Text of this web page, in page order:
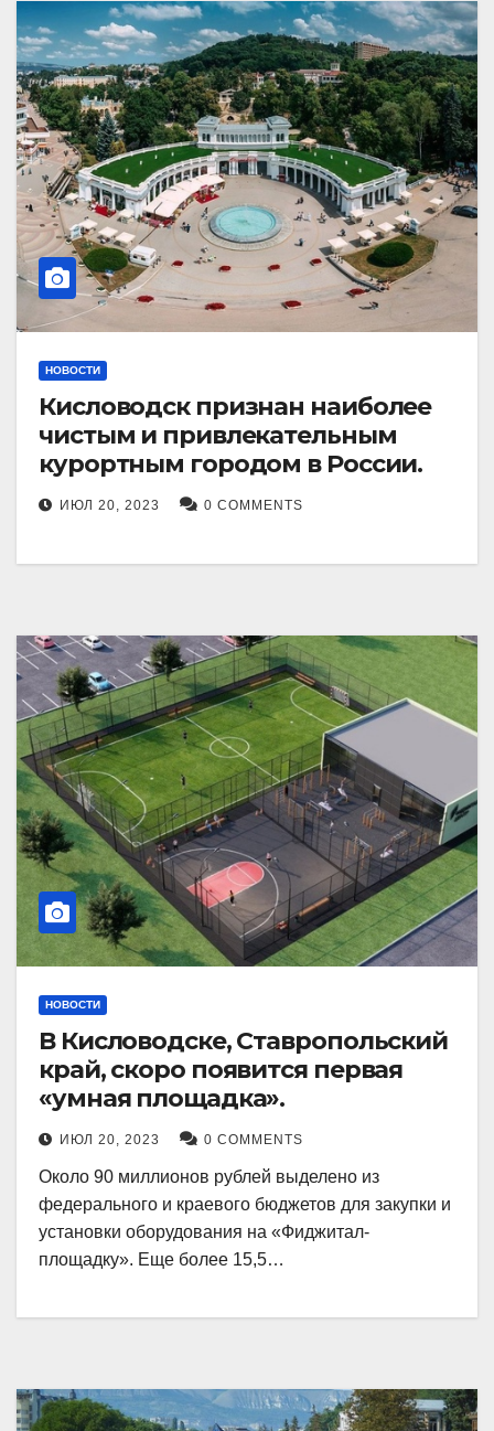
НОВОСТИ
Кисловодск признан наиболее
чистым и привлекательным
курортным городом в России.
ИЮЛ 20, 2023 0 COMMENTS
НОВОСТИ
В Кисловодске, Ставропольский
край, скоро появится первая
«умная площадка».
ИЮЛ 20, 2023 0 COMMENTS
Около 90 миллионов рублей выделено из
федерального и краевого бюджетов для закупки и
установки оборудования на «Фиджитал-
площадку». Еще более 15,5…